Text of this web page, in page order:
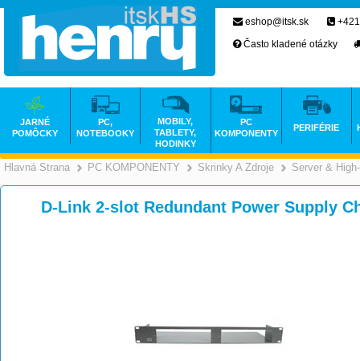
Hlavná Strana >
PC KOMPONENTY >
Skrinky A Zdroje Server &
D-Link 2-slot Redundant Power Supply
eshop@itsk.sk
Často kladené otázky
JARNÉ
POMÔCKY
PC,
NOTEBOOKY
MOBILY,
TABLETY,
HODINKY
PC
KOMPONENTY
PERIFÉRIE